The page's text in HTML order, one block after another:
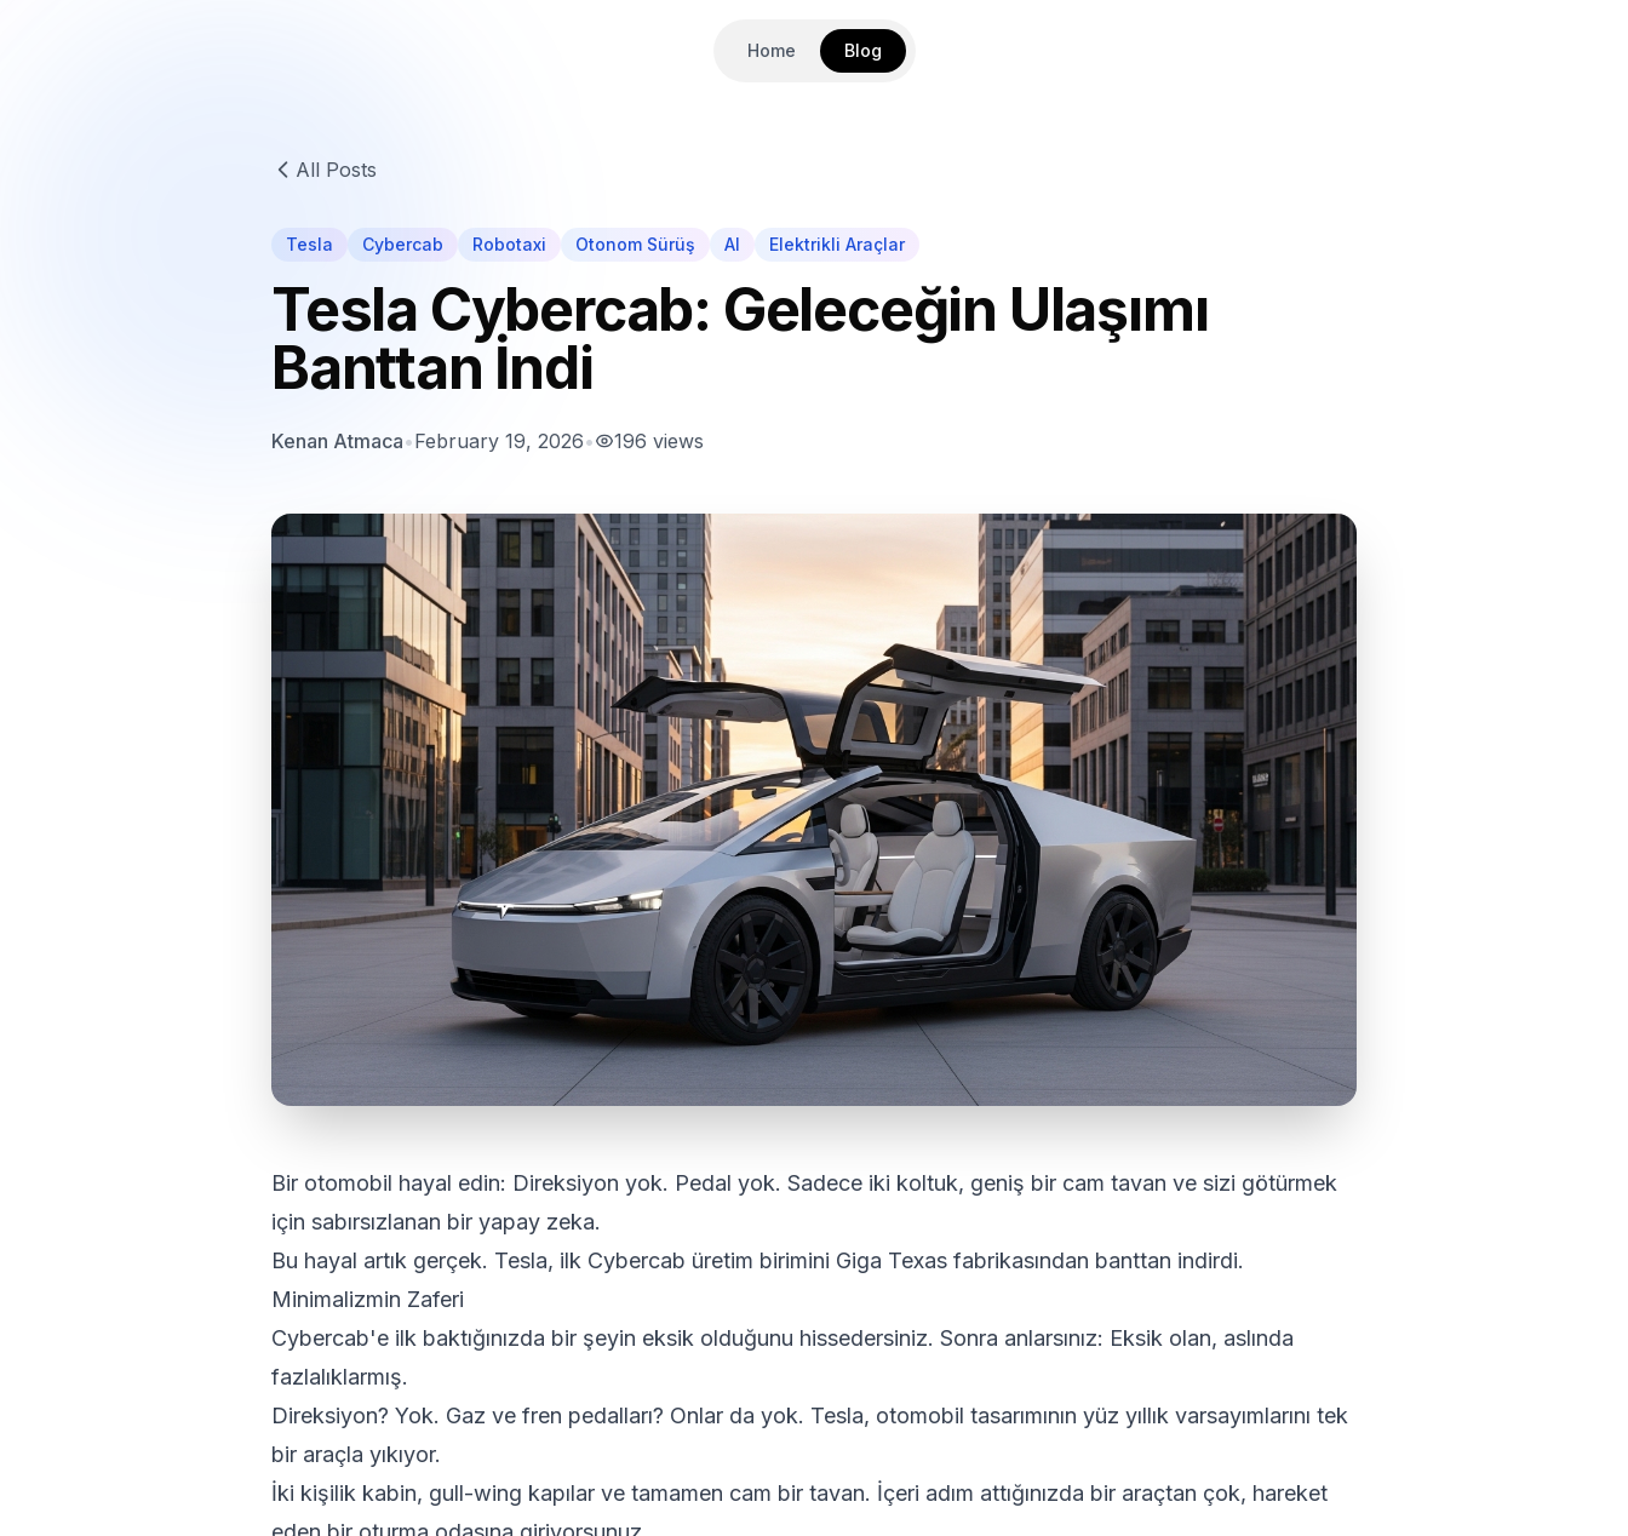
Home Blog
All Posts
Tesla Cybercab Robotaxi Otonom Sürüş AI Elektrikli Araçlar
Tesla Cybercab: Geleceğin Ulaşımı
Banttan İndi
Kenan Atmaca•February 19, 2026• 196 views
Bir otomobil hayal edin: Direksiyon yok. Pedal yok. Sadece iki koltuk, geniş bir cam tavan ve sizi götürmek
için sabırsızlanan bir yapay zeka.
Bu hayal artık gerçek. Tesla, ilk Cybercab üretim birimini Giga Texas fabrikasından banttan indirdi.
Minimalizmin Zaferi
Cybercab'e ilk baktığınızda bir şeyin eksik olduğunu hissedersiniz. Sonra anlarsınız: Eksik olan, aslında
fazlalıklarmış.
Direksiyon? Yok. Gaz ve fren pedalları? Onlar da yok. Tesla, otomobil tasarımının yüz yıllık varsayımlarını tek
bir araçla yıkıyor.
İki kişilik kabin, gull-wing kapılar ve tamamen cam bir tavan. İçeri adım attığınızda bir araçtan çok, hareket